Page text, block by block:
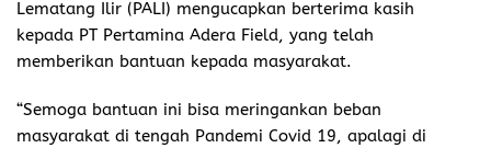
Lematang Ilir (PALI) mengucapkan berterima kasih
kepada PT Pertamina Adera Field, yang telah
memberikan bantuan kepada masyarakat.
“Semoga bantuan ini bisa meringankan beban
masyarakat di tengah Pandemi Covid 19, apalagi di